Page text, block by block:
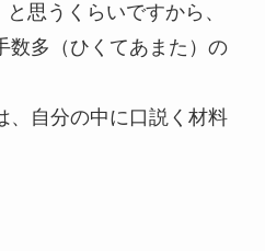
思うくらいですから、
数多（ひくてあまた）の
、自分の中に口説く材料